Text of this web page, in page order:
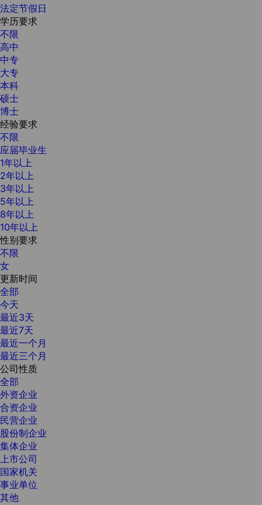
法定节假日
学历要求
不限
高中
中专
大专
本科
硕士
博士
经验要求
不限
应届毕业生
1年以上
2年以上
3年以上
5年以上
8年以上
10年以上
性别要求
不限
女
更新时间
全部
今天
最近3天
最近7天
最近一个月
最近三个月
公司性质
全部
外资企业
合资企业
民营企业
股份制企业
集体企业
上市公司
国家机关
事业单位
其他